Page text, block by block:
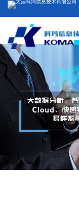
网站首页
关于我们
公司简介
产品方案
视频展示
业务领域